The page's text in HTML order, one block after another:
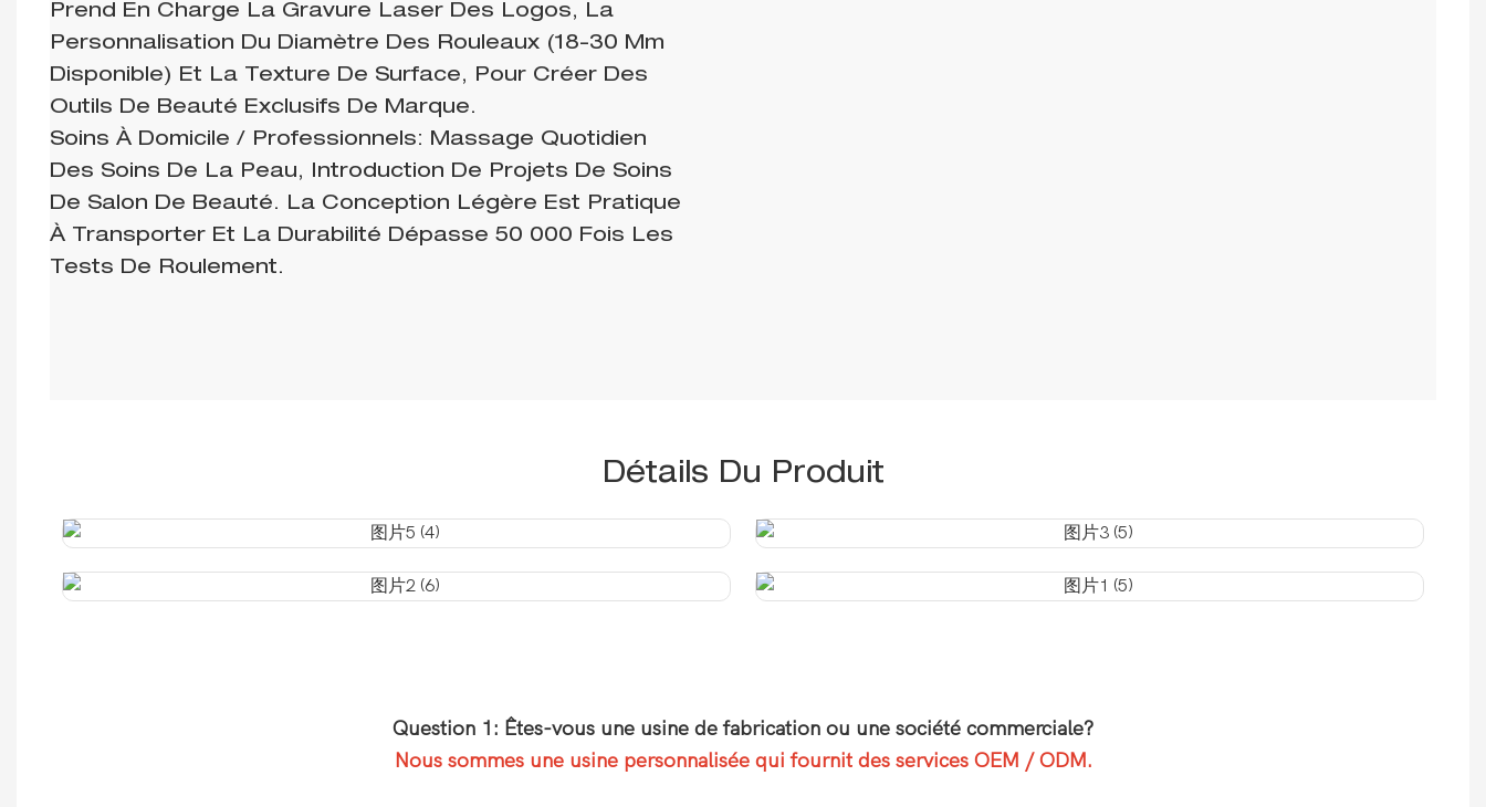
Prend En Charge La Gravure Laser Des Logos, La
Personnalisation Du Diamètre Des Rouleaux (18-30 Mm
Disponible) Et La Texture De Surface, Pour Créer Des
Outils De Beauté Exclusifs De Marque.
Soins À Domicile / Professionnels: Massage Quotidien
Des Soins De La Peau, Introduction De Projets De Soins
De Salon De Beauté. La Conception Légère Est Pratique
À Transporter Et La Durabilité Dépasse 50 000 Fois Les
Tests De Roulement.
Détails Du Produit
Question 1: Êtes-vous une usine de fabrication ou une société commerciale?
Nous sommes une usine personnalisée qui fournit des services OEM / ODM.